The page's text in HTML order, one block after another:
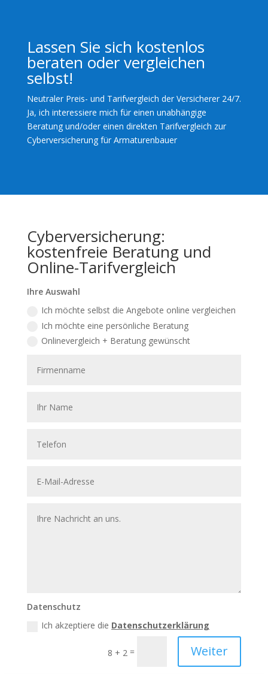
Lassen Sie sich kostenlos
beraten oder vergleichen
selbst!
Neutraler Preis- und Tarifvergleich der Versicherer 24/7.
Ja, ich interessiere mich für einen unabhängige
Beratung und/oder einen direkten Tarifvergleich zur
Cyberversicherung für Armaturenbauer
Cyberversicherung:
kostenfreie Beratung und
Online-Tarifvergleich
Ihre Auswahl
Ich möchte selbst die Angebote online vergleichen
Ich möchte eine persönliche Beratung
Onlinevergleich + Beratung gewünscht
Datenschutz
Ich akzeptiere die Datenschutzerklärung
8 + 2 = Weiter